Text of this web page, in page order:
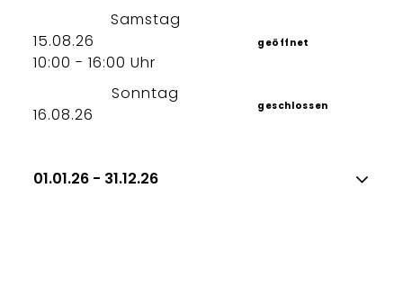
Samstag
15.08.26
10:00 - 16:00 Uhr
geöffnet
Sonntag
16.08.26
geschlossen
01.01.26 - 31.12.26